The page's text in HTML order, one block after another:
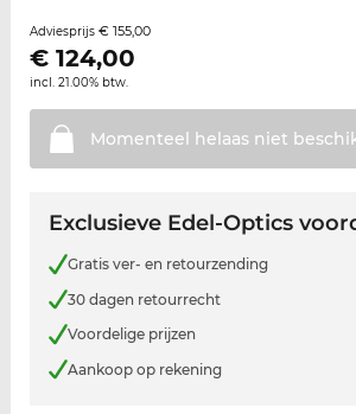
Adviesprijs € 155,00
€ 124,00
incl. 21.00% btw.
Momenteel helaas niet
Exclusieve Edel-Optics
Gratis ver- en retourzending
30 dagen retourrecht
Voordelige prijzen
Aankoop op rekening